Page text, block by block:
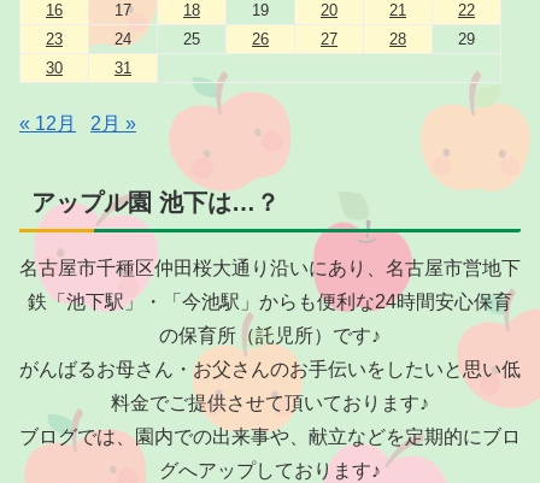
16
17 18 19 20 21
22
23
24 25 26 27 28
29
30
31
« 12月 2月 »
アップル園 池下は…？
名古屋市千種区仲田桜大通り沿いにあり、名古屋市営地下
鉄「池下駅」・「今池駅」からも便利な24時間安心保育
の保育所（託児所）です♪
がんばるお母さん・お父さんのお手伝いをしたいと思い低
料金でご提供させて頂いております♪
ブログでは、園内での出来事や、献立などを定期的にブロ
グへアップしております♪